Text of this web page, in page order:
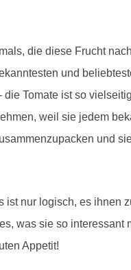
die diese Frucht
und
Tomate ist so
weil sie jedem
und
nur logisch, es ihnen
was sie so interessant
Appetit!